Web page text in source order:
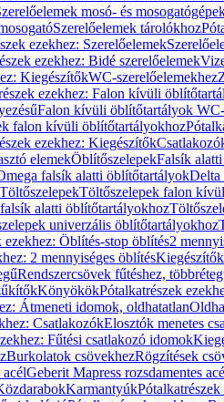
mosó- és
Szerelőelemek tárolókhoz
ezekhez: Szerelőelemek
ezekhez: Bidé szerelőelemek
KiegészítőkWC-szerelőelemekhez
ezekhez: Falon kívüli
Falon kívüli öblítőtartályok
falon kívüli öblítőtartályokhoz
ezekhez: Kiegészítők
elemekÖblítőszelepekFalsík
falsík alatti öblítőtartályokDelta
Töltőszelepek falon
alatti öblítőtartályokhoz
univerzális öblítőtartályokhoz
ezekhez: Öblítés-stop öblítés2
2 mennyiséges öblítésKiegészítők
Rendszercsövek fűtéshez,
KönyökökPótalkatrészek
Átmeneti idomok, oldhatatlan
CsatlakozókElosztók menetes
Fűtési csatlakozó idomok
Burkolatok csövekhezRögzítések
Geberit Mapress rozsdamentes
Karmantyúk